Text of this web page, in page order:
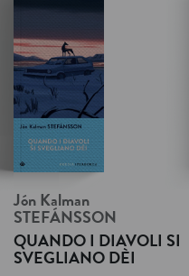
Jón Kalman
STEFÁNSSON
QUANDO I DIAVOLI SI
SVEGLIANO DÈI